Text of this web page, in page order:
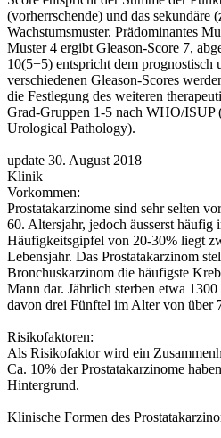
(vorherrschende) und das sekundäre
Wachstumsmuster. Prädominantes
Muster 4 ergibt Gleason-Score 7,
10(5+5) entspricht dem prognostisch
verschiedenen Gleason-Scores
die Festlegung des weiteren
Grad-Gruppen 1-5 nach WHO/ISUP
Urological Pathology).
update 30. August 2018
Klinik
Vorkommen:
Prostatakarzinome sind sehr selten
60. Altersjahr, jedoch äusserst
Häufigkeitsgipfel von 20-30% liegt
Lebensjahr. Das Prostatakarzinom
Bronchuskarzinom die häufigste
Mann dar. Jährlich sterben etwa
davon drei Fünftel im Alter von über
Risikofaktoren:
Als Risikofaktor wird ein
Ca. 10% der Prostatakarzinome
Hintergrund.
Klinische Formen des